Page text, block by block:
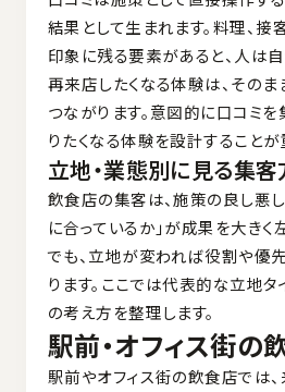
結果として生まれます。料理、接
印象に残る要素があると、人は自
再来店したくなる体験は、その
つながります。意図的に口コミを
りたくなる体験を設計することが
立地・業態別に見る集
飲食店の集客は、施策の良し悪
に合っているか」が成果を大きく
でも、立地が変われば役割や優
ります。ここでは代表的な立地タ
の考え方を整理します。
駅前・オフィス街の
駅前やオフィス街の飲食店では